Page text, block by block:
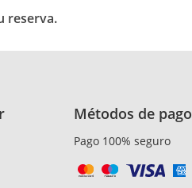
reserva.
Métodos de pago
Pago 100% seguro